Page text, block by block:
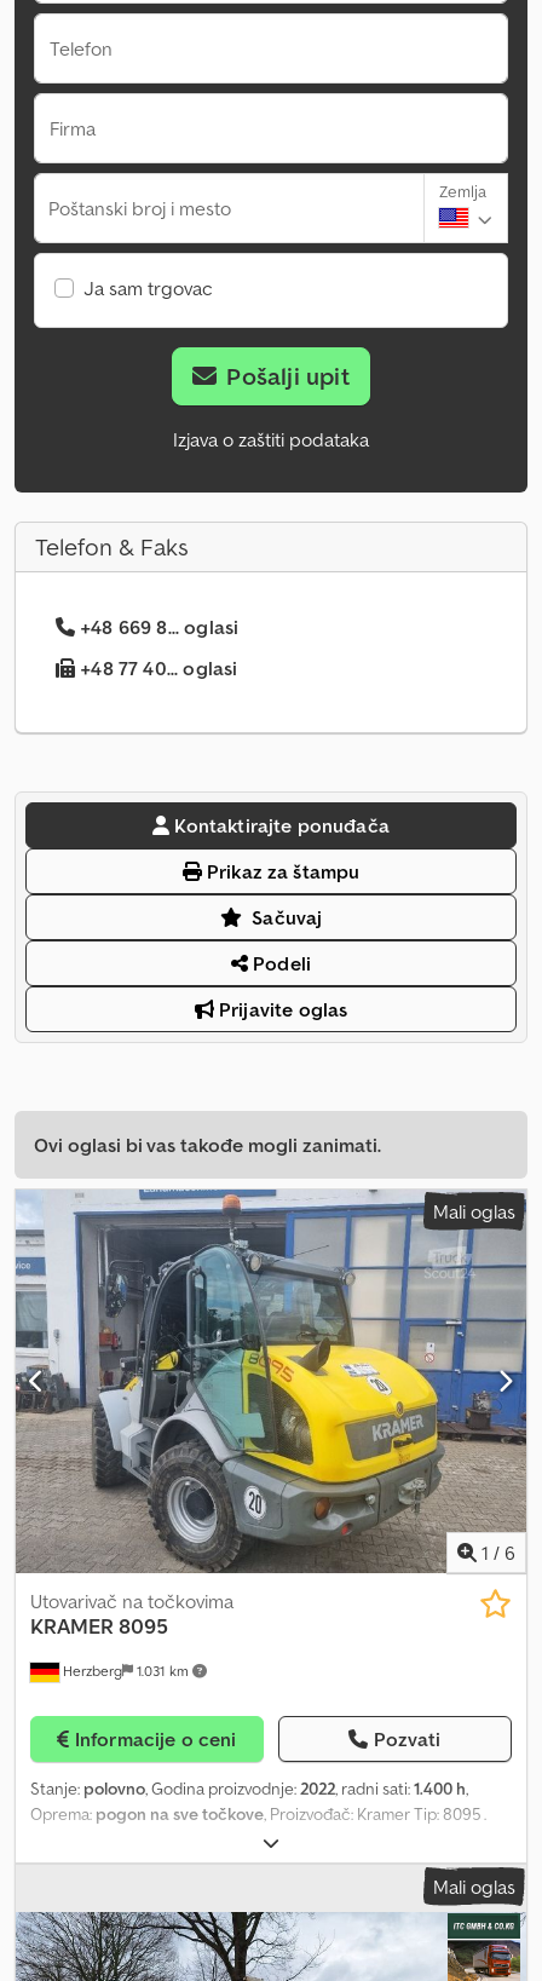
Telefon
Firma
Poštanski broj i mesto
Zemlja
Ja sam trgovac
Pošalji upit
Izjava o zaštiti podataka
Telefon & Faks
+48 669 8... oglasi
+48 77 40... oglasi
Kontaktirajte ponuđača
Prikaz za štampu
Sačuvaj
Podeli
Prijavite oglas
Ovi oglasi bi vas takođe mogli zanimati.
Mali oglas
1 / 6
Herzberg 1.031 km
Utovarivač na točkovima
KRAMER 8095
Informacije o ceni Pozvati
Stanje: polovno, Godina proizvodnje:2022, radni sati:1.400 h,
Oprema: pogon na sve točkove, Proizvođač: Kramer Tip: 8095 .
WNK35116KNSKF2036 Oprema: Funkcija plutanja, Stabilizator
opterećenja: sistem za utovar + RBS, Motor: Deutz TCD 2.9 55,4 kW
EU-S5, Utikač napred, 7-polni, 20 km/h, rotirajuća signalna lampa,
Prekidač za odvajanje akumulatora, zaštita od pucanja cevi pri
podizanju/nagibanju, Kramer SWP, hidraulični, Gume: 340/80 R18
Firestone Duraforce ET10, Volan podesiv, Telematički sistem:
Mali oglas